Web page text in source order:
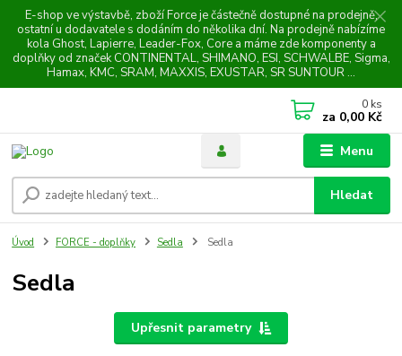
E-shop ve výstavbě, zboží Force je částečně dostupné na prodejně,
ostatní u dodavatele s dodáním do několika dní. Na prodejně nabízíme
kola Ghost, Lapierre, Leader-Fox, Core a máme zde komponenty a
doplňky od značek CONTINENTAL, SHIMANO, ESI, SCHWALBE, Sigma,
Hamax, KMC, SRAM, MAXXIS, EXUSTAR, SR SUNTOUR ...
Menu
Hledat
0 ks
za 0,00 Kč
Úvod FORCE - doplňky Sedla Sedla
Sedla
Upřesnit parametry